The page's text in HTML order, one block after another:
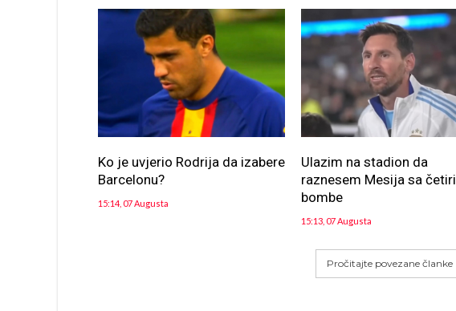
Ko je uvjerio Rodrija da izabere
Barcelonu?
15:14, 07 Augusta
Ulazim na stadion da
raznesem Mesija sa četiri
bombe
15:13, 07 Augusta
Pročitajte povezane članke